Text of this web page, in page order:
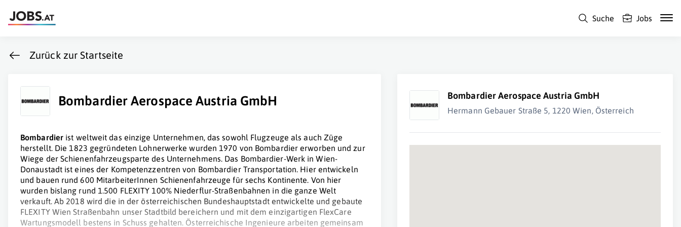
Suche Jobs
Zurück zur Startseite
Bombardier Aerospace Austria GmbH
Bombardier ist weltweit das einzige Unternehmen, das sowohl Flugzeuge als auch Züge
herstellt. Die 1823 gegründeten Lohnerwerke wurden 1970 von Bombardier erworben und zur
Wiege der Schienenfahrzeugsparte des Unternehmens. Das Bombardier-Werk in Wien-
Donaustadt ist eines der Kompetenzzentren von Bombardier Transportation. Hier entwickeln
und bauen rund 600 MitarbeiterInnen Schienenfahrzeuge für sechs Kontinente. Von hier
wurden bislang rund 1.500 FLEXITY 100% Niederflur-Straßenbahnen in die ganze Welt
verkauft. Ab 2018 wird die in der österreichischen Bundeshauptstadt entwickelte und gebaute
FLEXITYWien Straßenbahn unser Stadtbild bereichern und mit dem einzigartigen FlexCare
Wartungsmodell bestens in Schuss gehalten. Österreichische Ingenieure arbeiten gemeinsam
Bombardier Aerospace Austria GmbH
Hermann Gebauer Straße 5, 1220 Wien, Österreich